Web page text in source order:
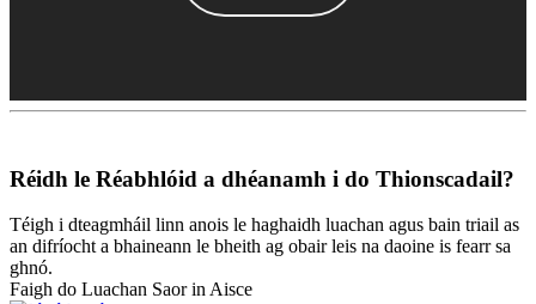
Réidh le Réabhlóid a dhéanamh i do Thionscadail?
Téigh i dteagmháil linn anois le haghaidh luachan agus bain triail as
an difríocht a bhaineann le bheith ag obair leis na daoine is fearr sa
ghnó.
Faigh do Luachan Saor in Aisce